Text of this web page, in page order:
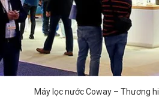
Máy lọc nước Coway – Thương